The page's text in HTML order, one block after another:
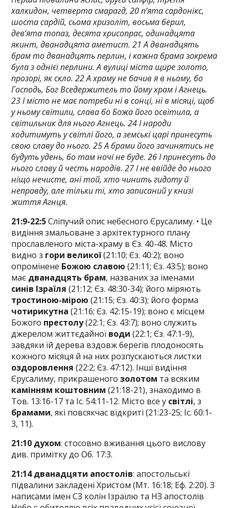
халкидон, четверта смарагд, 20 п’ята сардонікс,
шоста сардій, сьома хризоліт, восьма берил,
дев’ята топаз, десята хрисопрас, одинадцята
якинт, дванадцята аметист. 21 А дванадцять
брам то дванадцять перлин, і кожна брама зокрема
була з однієї перлини. А вулиці міста щире золото,
прозорі, як скло. 22 А храму не бачив я в ньому, бо
Господь, Бог Вседержитель то йому храм і Агнець.
23 І місто не має потреби ні в сонці, ні в місяці, щоб
у ньому світили, слава бо Божа його освітила, а
світильник для нього Агнець. 24 І народи
ходитимуть у світлі його, а земські царі принесуть
свою славу до нього. 25 А брами його зачинятись не
будуть удень, бо там ночі не буде. 26 І принесуть до
нього славу й честь народів. 27 І не ввійде до нього
ніщо нечисте, ані той, хто чинить гидоту й
неправду, але тільки ті, хто записаний у книзі
життя Агнця.
21:9-22:5Сліпучий опис небесного Єрусалиму. • Це
видіння змальоване з архітектурного плану
прославленого міста-храму в Єз. 40-48. Місто
видно з гори великої(21:10; Єз. 40:2); воно
опромінене Божою славою (21:11; Єз. 43:5); воно
має дванадцять брам, названих за іменами
синів Ізраїля (21:12; Єз. 48:30-34); його міряють
тростиною-мірою (21:15; Єз. 40:3); його форма
чотирикутна (21:16; Єз. 42:15-19); воно є місцем
Божого престолу(22:1; Єз. 43:7); воно служить
джерелом життєдайної води (22:1; Єз. 47:1-9),
завдяки їй дерева вздовж берегів плодоносять
кожного місяця й на них розпускаються листки
оздоровлення (22:2; Єз. 47:12). Інші видіння
Єрусалиму, прикрашеногозолотом та всяким
камінням коштовним (21:18-21), знаходимо в
Тов. 13:16-17 та Іс. 54:11-12. Місто все у світлі, з
брамами, які повсякчас відкриті (21:23-25; Іс. 60:1-
3, 11).
21:10 духом: стосовно вживання цього вислову
див. примітку до Об. 17:3.
21:14 дванадцяти апостолів: апостольські
підвалини закладені Христом (Мт. 16:18; Еф. 2:20). З
написами імен СЗ колін Ізраїлю та НЗ апостолів